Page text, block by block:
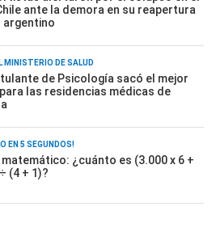
ante la demora en su reapertura
argentino
MINISTERIO DE SALUD
de Psicología sacó el mejor
las residencias médicas de
EN 5 SEGUNDOS!
¿cuánto es (3.000 x 6 +
(4 + 1)?